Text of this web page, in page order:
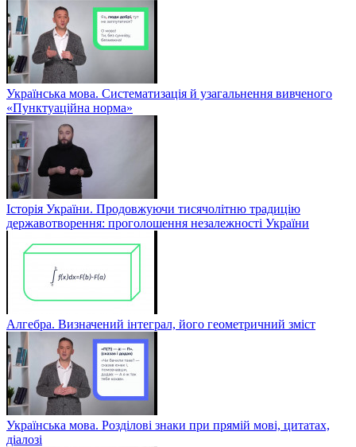
Українська мова. Систематизація й узагальнення вивченого
«Пунктуаційна норма»
Історія України. Продовжуючи тисячолітню традицію
державотворення: проголошення незалежності України
Алгебра. Визначений інтеграл, його геометричний зміст
Українська мова. Розділові знаки при прямій мові, цитатах,
діалозі